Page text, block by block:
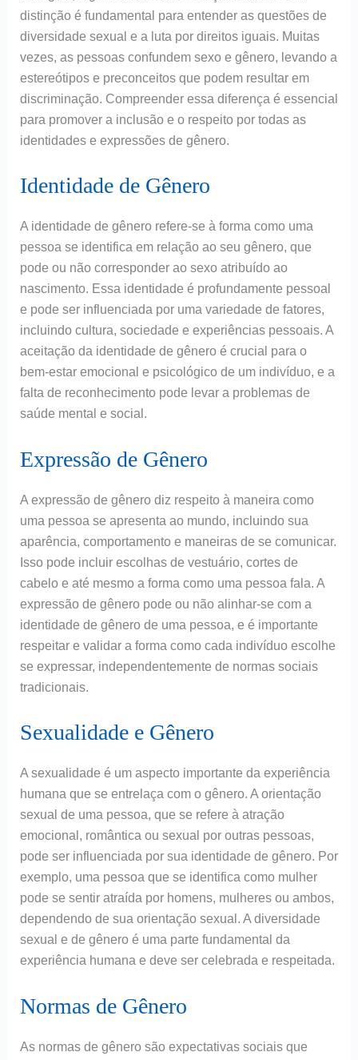
distinção é fundamental para entender as questões de
diversidade sexual e a luta por direitos iguais. Muitas
vezes, as pessoas confundem sexo e gênero, levando a
estereótipos e preconceitos que podem resultar em
discriminação. Compreender essa diferença é essencial
para promover a inclusão e o respeito por todas as
identidades e expressões de gênero.
Identidade de Gênero
A identidade de gênero refere-se à forma como uma
pessoa se identifica em relação ao seu gênero, que
pode ou não corresponder ao sexo atribuído ao
nascimento. Essa identidade é profundamente pessoal
e pode ser influenciada por uma variedade de fatores,
incluindo cultura, sociedade e experiências pessoais. A
aceitação da identidade de gênero é crucial para o
bem-estar emocional e psicológico de um indivíduo, e a
falta de reconhecimento pode levar a problemas de
saúde mental e social.
Expressão de Gênero
A expressão de gênero diz respeito à maneira como
uma pessoa se apresenta ao mundo, incluindo sua
aparência, comportamento e maneiras de se comunicar.
Isso pode incluir escolhas de vestuário, cortes de
cabelo e até mesmo a forma como uma pessoa fala. A
expressão de gênero pode ou não alinhar-se com a
identidade de gênero de uma pessoa, e é importante
respeitar e validar a forma como cada indivíduo escolhe
se expressar, independentemente de normas sociais
tradicionais.
Sexualidade e Gênero
A sexualidade é um aspecto importante da experiência
humana que se entrelaça com o gênero. A orientação
sexual de uma pessoa, que se refere à atração
emocional, romântica ou sexual por outras pessoas,
pode ser influenciada por sua identidade de gênero. Por
exemplo, uma pessoa que se identifica como mulher
pode se sentir atraída por homens, mulheres ou ambos,
dependendo de sua orientação sexual. A diversidade
sexual e de gênero é uma parte fundamental da
experiência humana e deve ser celebrada e respeitada.
Normas de Gênero
As normas de gênero são expectativas sociais que